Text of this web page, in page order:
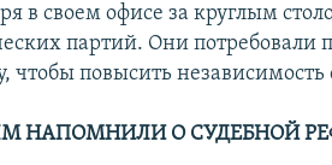
в своем офисе за круглым
партий. Они потребовали
чтобы повысить независимость
НАПОМНИЛИ О СУДЕБНОЙ